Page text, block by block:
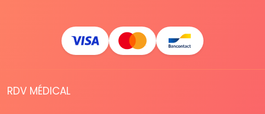
RDV MÉDICAL